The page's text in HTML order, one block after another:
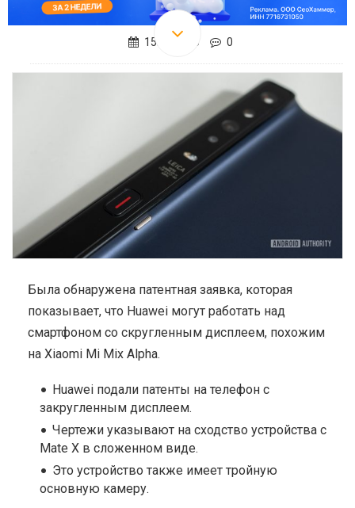
15.09.2020 0
Была обнаружена патентная заявка, которая
показывает, что Huawei могут работать над
смартфоном со скругленным дисплеем, похожим
на Xiaomi Mi Mix Alpha.
Huawei подали патенты на телефон с
закругленным дисплеем.
Чертежи указывают на сходство устройства с
Mate X в сложенном виде.
Это устройство также имеет тройную
основную камеру.